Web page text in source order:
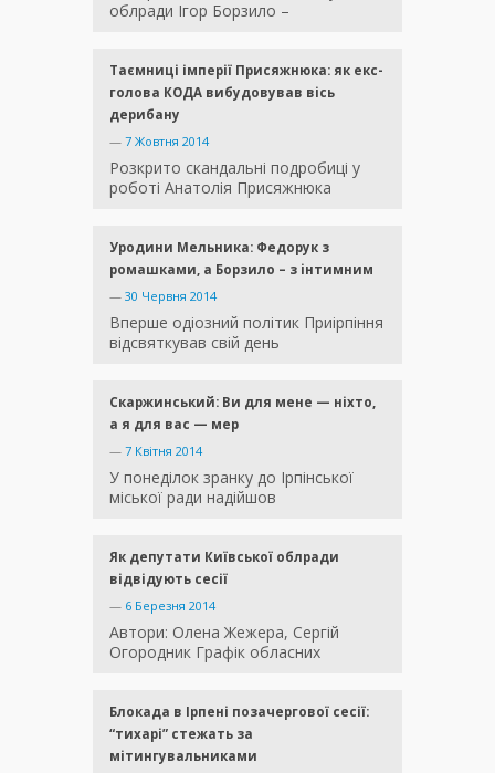
облради Ігор Борзило –
Таємниці імперії Присяжнюка: як екс-
голова КОДА вибудовував вісь
дерибану
— 7 Жовтня 2014
Розкрито скандальні подробиці у
роботі Анатолія Присяжнюка
Уродини Мельника: Федорук з
ромашками, а Борзило – з інтимним
— 30 Червня 2014
Вперше одіозний політик Приірпіння
відсвяткував свій день
Скаржинський: Ви для мене — ніхто,
а я для вас — мер
— 7 Квітня 2014
У понеділок зранку до Ірпінської
міської ради надійшов
Як депутати Київської облради
відвідують сесії
— 6 Березня 2014
Автори: Олена Жежера, Сергій
Огородник Графік обласних
Блокада в Ірпені позачергової сесії:
“тихарі” стежать за
мітингувальниками